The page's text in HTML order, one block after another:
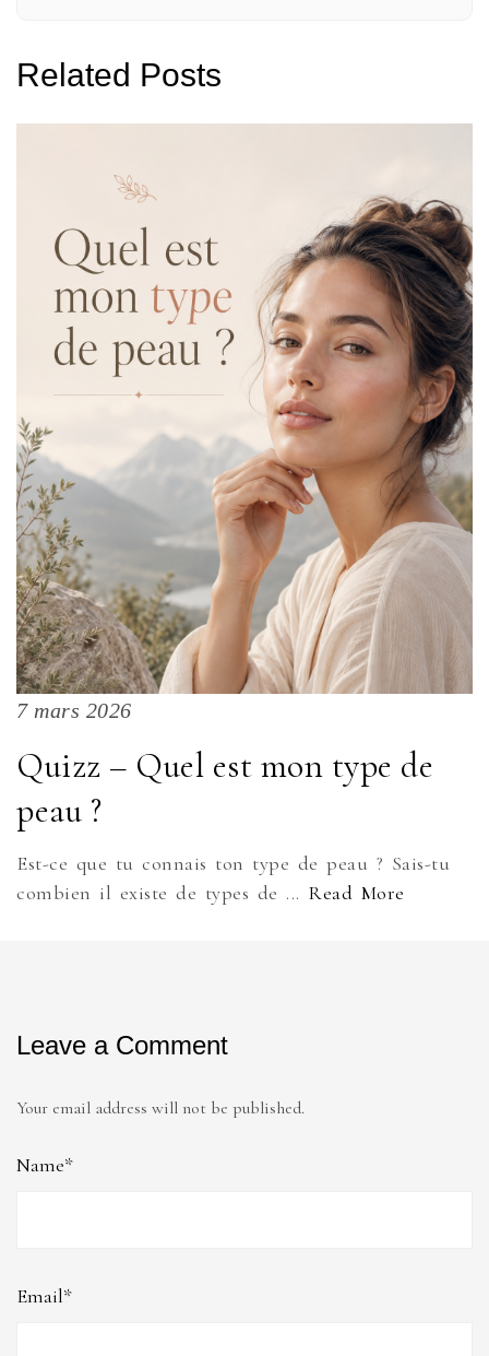
Related Posts
7 mars 2026
Quizz – Quel est mon type de
peau ?
Est-ce que tu connais ton type de peau ? Sais-tu
combien il existe de types de ... Read More
Leave a Comment
Your email address will not be published.
Name*
Email*